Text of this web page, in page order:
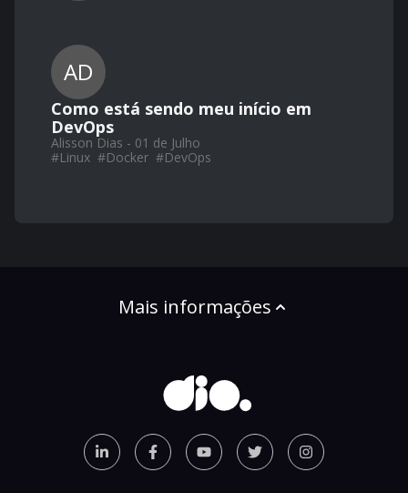
AD
Como está sendo meu início em
DevOps
Alisson Dias - 01 de Julho
#Linux #Docker #DevOps
Mais informações